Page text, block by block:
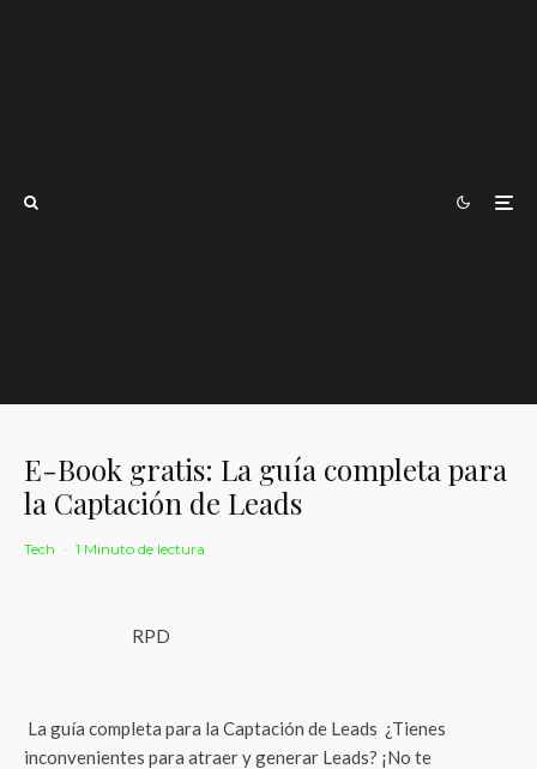
E-Book gratis: La guía completa para
la Captación de Leads
Tech · 1 Minuto de lectura
RPD
La guía completa para la Captación de Leads ¿Tienes
inconvenientes para atraer y generar Leads? ¡No te